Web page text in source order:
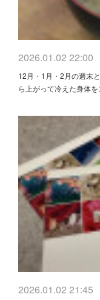
2026.01.02 22:00
12月・1月・2月の週末
ら上がって冷えた身体
2026.01.02 21:45